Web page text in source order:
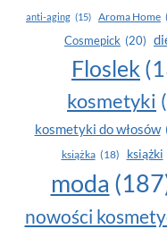
anti-aging (15) Aroma Home
Cosmepick (20)
Floslek
kosmetyki
kosmetyki do włosów
książka (18) książki
moda
nowości